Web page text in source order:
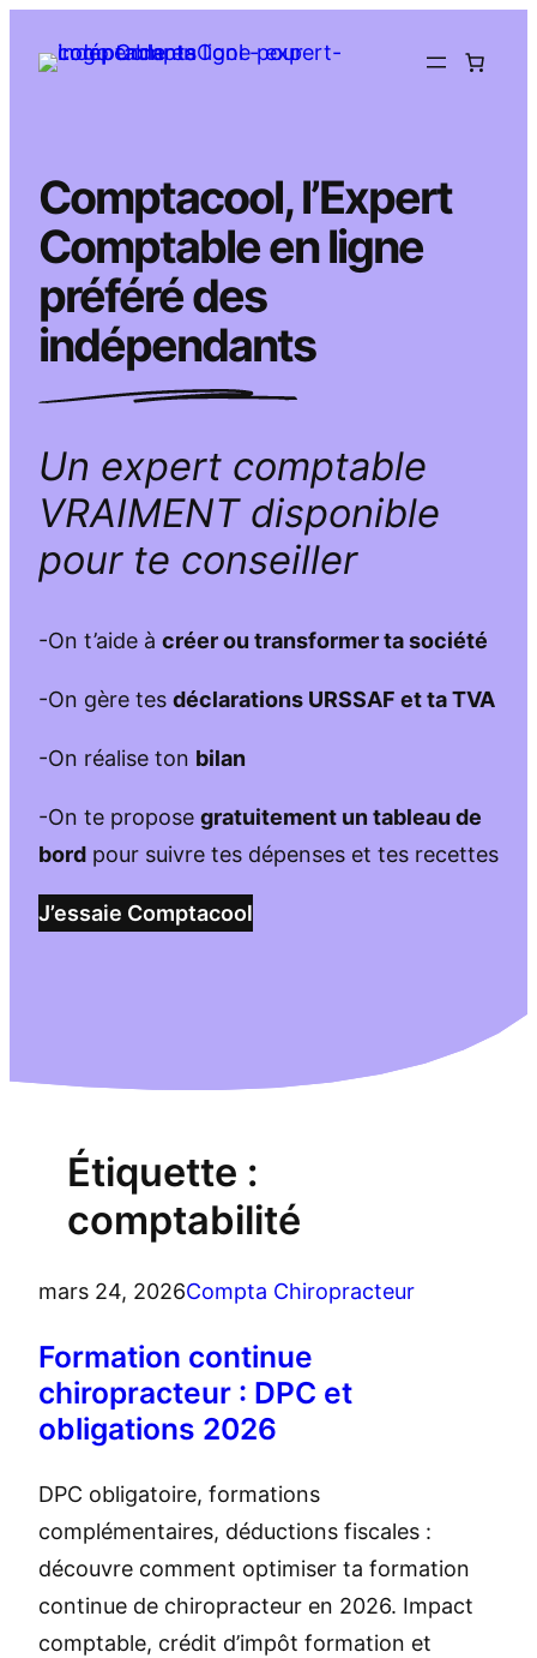
Comptacool, l’Expert
Comptable en ligne
préféré des
indépendants
Un expert comptable
VRAIMENT disponible
pour te conseiller
-On t’aide à créer ou transformer ta société
-On gère tes déclarations URSSAF et ta TVA
-On réalise ton bilan
-On te propose gratuitement un tableau de
bord pour suivre tes dépenses et tes recettes
J’essaie Comptacool
Étiquette :
comptabilité
mars 24, 2026Compta Chiropracteur
Formation continue
chiropracteur : DPC et
obligations 2026
DPC obligatoire, formations
complémentaires, déductions fiscales :
découvre comment optimiser ta formation
continue de chiropracteur en 2026. Impact
comptable, crédit d’impôt formation et